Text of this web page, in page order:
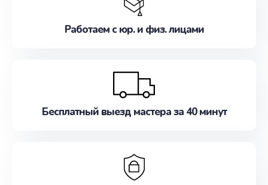
Работаем с юр. и физ. лицами
Бесплатный выезд мастера за 40 минут